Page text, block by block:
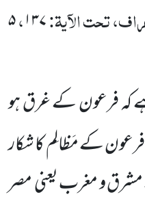
تحت الآیۃ:۱۳۷،۵
کہ فرعون کے غرق ہو
کے مَظالِم کا شکار
و مغرب یعنیمصر